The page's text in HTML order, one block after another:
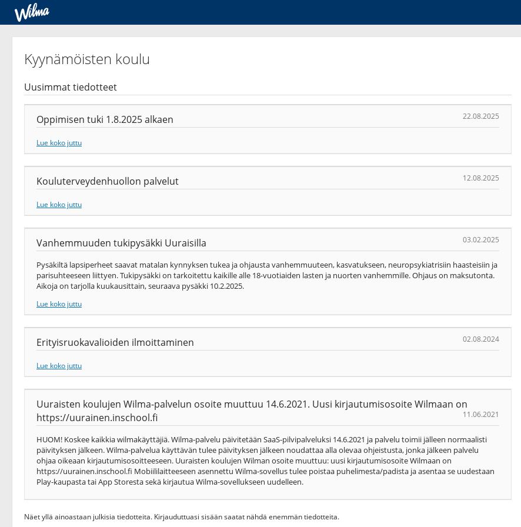
Kyynämöisten koulu
Uusimmat tiedotteet
Oppimisen tuki 1.8.2025 alkaen 22.08.2025
Lue koko juttu
Kouluterveydenhuollon palvelut 12.08.2025
Lue koko juttu
Vanhemmuuden tukipysäkki Uuraisilla 03.02.2025
Pysäkiltä lapsiperheet saavat matalan kynnyksen tukea ja ohjausta vanhemmuuteen, kasvatukseen, neuropsykiatrisiin haasteisiin ja
parisuhteeseen liittyen. Tukipysäkki on tarkoitettu kaikille alle 18-vuotiaiden lasten ja nuorten vanhemmille. Ohjaus on maksutonta.
Aikoja on tarjolla kuukausittain, seuraava pysäkki 10.2.2025.
Lue koko juttu
Erityisruokavalioiden ilmoittaminen 02.08.2024
Lue koko juttu
Uuraisten koulujen Wilma-palvelun osoite muuttuu 14.6.2021. Uusi kirjautumisosoite Wilmaan on
https://uurainen.inschool.fi
11.06.2021
HUOM! Koskee kaikkia wilmakäyttäjiä. Wilma-palvelu päivitetään SaaS-pilvipalveluksi 14.6.2021 ja palvelu toimii jälleen normaalisti
päivityksen jälkeen. Wilma-palvelua käyttävän tulee päivityksen jälkeen noudattaa alla olevaa ohjeistusta, jonka jälkeen palvelu
ohjaa oikeaan kirjautumisosoitteeseen. Uuraisten koulujen Wilman osoite muuttuu: uusi kirjautumisosoite Wilmaan on
https://uurainen.inschool.fi Mobiililaitteeseen asennettu Wilma-sovellus tulee poistaa puhelimesta/padista ja asentaa se uudestaan
Play-kaupasta tai App Storesta sekä kirjautua Wilma-sovellukseen uudelleen.
Näet yllä ainoastaan julkisia tiedotteita. Kirjauduttuasi sisään saatat nähdä enemmän tiedotteita.